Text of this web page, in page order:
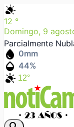
partly_cloudy_day
12 °
Domingo, 9
Parcialmente
water_drop 0mm
humidity_mid 44%
partly_cloudy_day 12°